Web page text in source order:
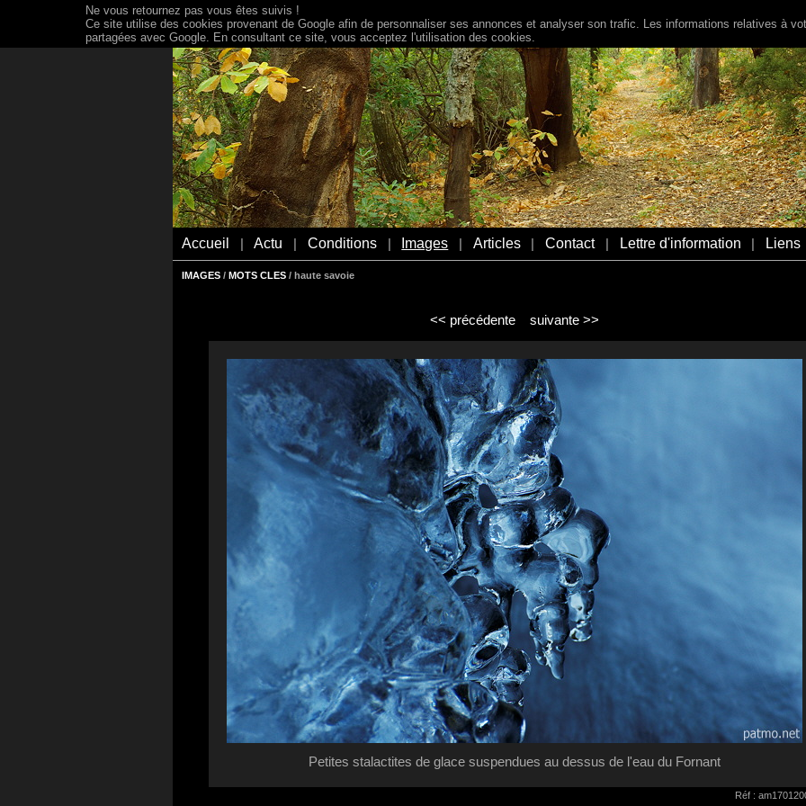
Accueil Actu Conditions Images Articles Contact Lettre d'information Liens
IMAGES / MOTS CLES / haute savoie
<< précédente suivante >>
Petites stalactites de glace suspendues au dessus de l'eau du Fornant
Réf :
Ne vous retournez pas vous êtes suivis !
Ce site utilise des cookies provenant de Google afin de personnaliser ses annonces et analyser son trafic. Les informations relatives à
partagées avec Google. En consultant ce site, vous acceptez l'utilisation des cookies.